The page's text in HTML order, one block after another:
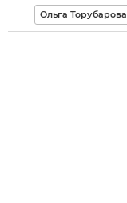
Ольга Торубарова